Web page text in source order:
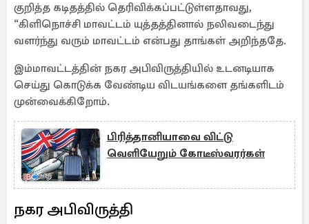
குறித்த கடிதத்தில் தெரிவிக்கப்பட்டுள்ளதாவது,
“கிளிநொச்சி மாவட்டம் யுத்தத்தினால் நலிவடைந்து
வளர்ந்து வரும் மாவட்டம் என்பது தாங்கள் அறிந்ததே.
இம்மாவட்டத்தின் நகர அபிவிருத்தியில் உடனடியாக
செய்து கொடுக்க வேண்டிய விடயங்களை தங்களிடம்
முன்வைக்கிறோம்.
பிரித்தானியாவை விட்டு
வெளியேறும் கோடீஸ்வரர்கள்
நகர அபிவிருத்தி